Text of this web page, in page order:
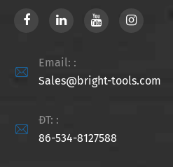

Email: :
Sales@bright-tools.com

ĐT: :
86-534-8127588